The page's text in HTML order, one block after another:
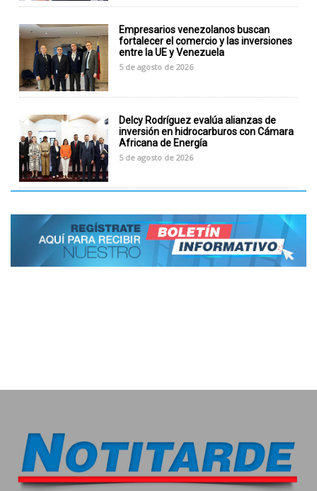
Empresarios venezolanos buscan
fortalecer el comercio y las inversiones
entre la UE y Venezuela
5 de agosto de 2026
Delcy Rodríguez evalúa alianzas de
inversión en hidrocarburos con Cámara
Africana de Energía
5 de agosto de 2026